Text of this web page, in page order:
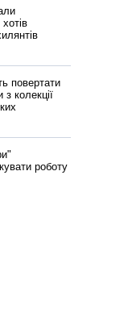
повертати
колекції
роботу